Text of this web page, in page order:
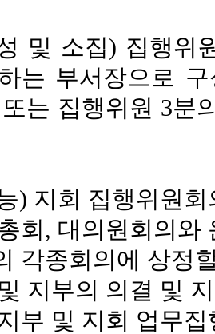
및 소집) 집행위
는 부서장으로
는 집행위원 3분
) 지회 집행위원
회, 대의원회의와
각종회의에 상정
지부의 의결 및
부 및 지회 업무